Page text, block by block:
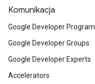
Komunikacja
Google Developer Program
Google Developer Groups
Google Developer Experts
Accelerators